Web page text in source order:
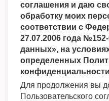
соглашения и даю
обработку моих
соответствии с
27.07.2006 года
данных», на
определенных
Для продолжения вы
Пользовательского